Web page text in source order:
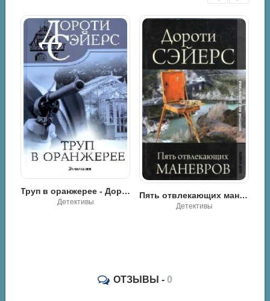
010
011
012
013
014
015
016
017
019
Труп в оранжерее - Дороти Ли Сэйерс
Детективы
Пять отвлекающих маневров - Дороти Ли Сэйерс
Детективы
ОТЗЫВЫ - 0